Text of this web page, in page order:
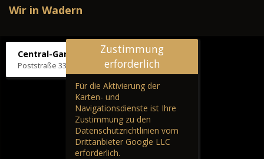
Wir in Wadern
Central-Garage H. Wilhelm
Poststraße 33, 66687 Wadern
Zustimmung
erforderlich
Für die Aktivierung der
Karten- und
Navigationsdienste ist Ihre
Zustimmung zu den
Datenschutzrichtlinien vom
Drittanbieter Google LLC
erforderlich.